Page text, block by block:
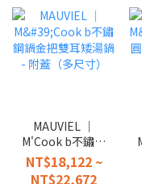
MAUVIEL │
M'Cook b不鏽鋼
鍋金把雙耳矮湯
鍋 - 附蓋（多尺
NT$18,122 ~
NT$22,672